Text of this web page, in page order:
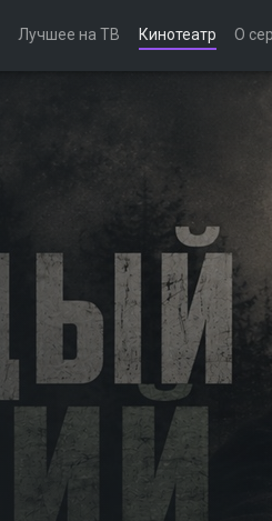
Лучшее на ТВ Кинотеатр О